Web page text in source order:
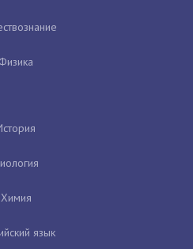
Физика
Химия
язык